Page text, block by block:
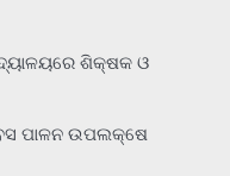
ଶିକ୍ଷକ ଓ
ପାଳନ ଉପଲକ୍ଷେ